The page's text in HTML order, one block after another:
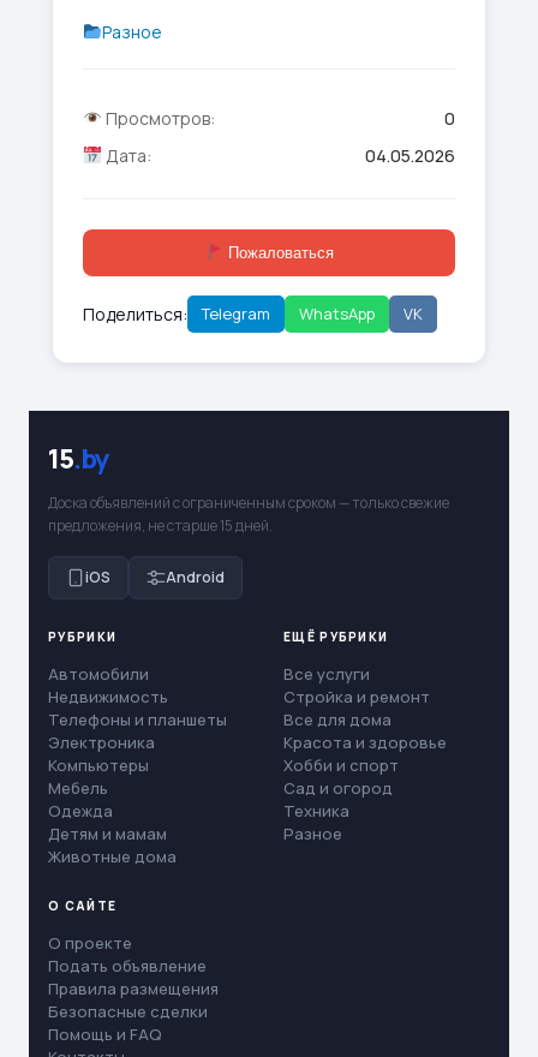
Разное
Просмотров:
0
Дата:
04.05.2026
Пожаловаться
Поделиться: Telegram WhatsApp VK
15.by
Доска объявлений с ограниченным сроком — только свежие
предложения, не старше 15 дней.
iOS Android
РУБРИКИ
Автомобили
Недвижимость
Телефоны и планшеты
Электроника
Компьютеры
Мебель
Одежда
Детям и мамам
Животные дома
ЕЩЁ РУБРИКИ
Все услуги
Стройка и ремонт
Все для дома
Красота и здоровье
Хобби и спорт
Сад и огород
Техника
Разное
О САЙТЕ
О проекте
Подать объявление
Правила размещения
Безопасные сделки
Помощь и FAQ